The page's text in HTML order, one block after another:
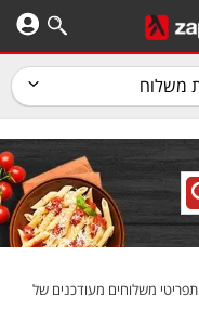
משלוח
משלוחים מעודכנים של